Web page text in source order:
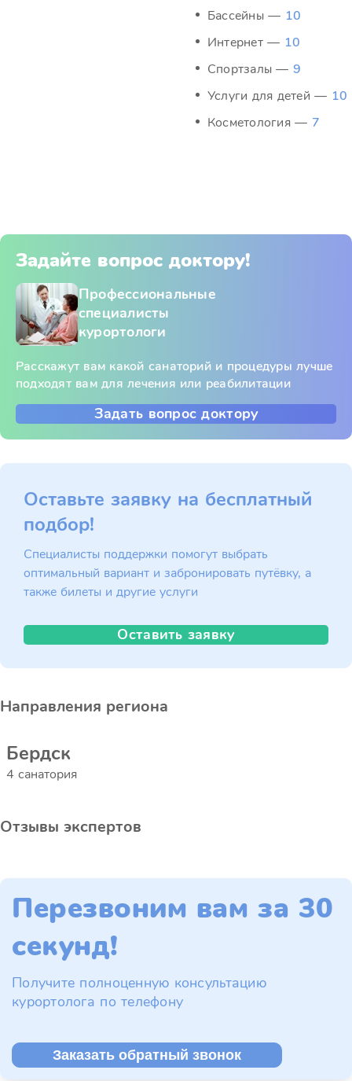
Бассейны — 10
Интернет — 10
Спортзалы — 9
Услуги для детей — 10
Косметология — 7
Задайте вопрос доктору!
Профессиональные
специалисты
курортологи
Расскажут вам какой санаторий и процедуры лучше
подходят вам для лечения или реабилитации
Задать вопрос доктору
Оставьте заявку на бесплатный
подбор!
Специалисты поддержки помогут выбрать
оптимальный вариант и забронировать путёвку, а
также билеты и другие услуги
Оставить заявку
Направления региона
Бердск
4 санатория
Отзывы экспертов
Перезвоним вам за 30
секунд!
Получите полноценную консультацию
курортолога по телефону
Заказать обратный звонок